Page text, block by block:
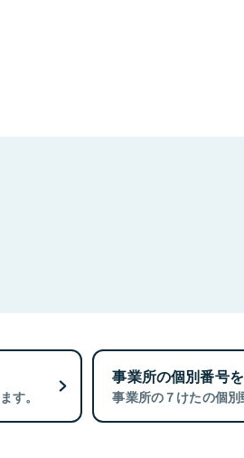
す。
事業所の個別番号
事業所の７けたの個別